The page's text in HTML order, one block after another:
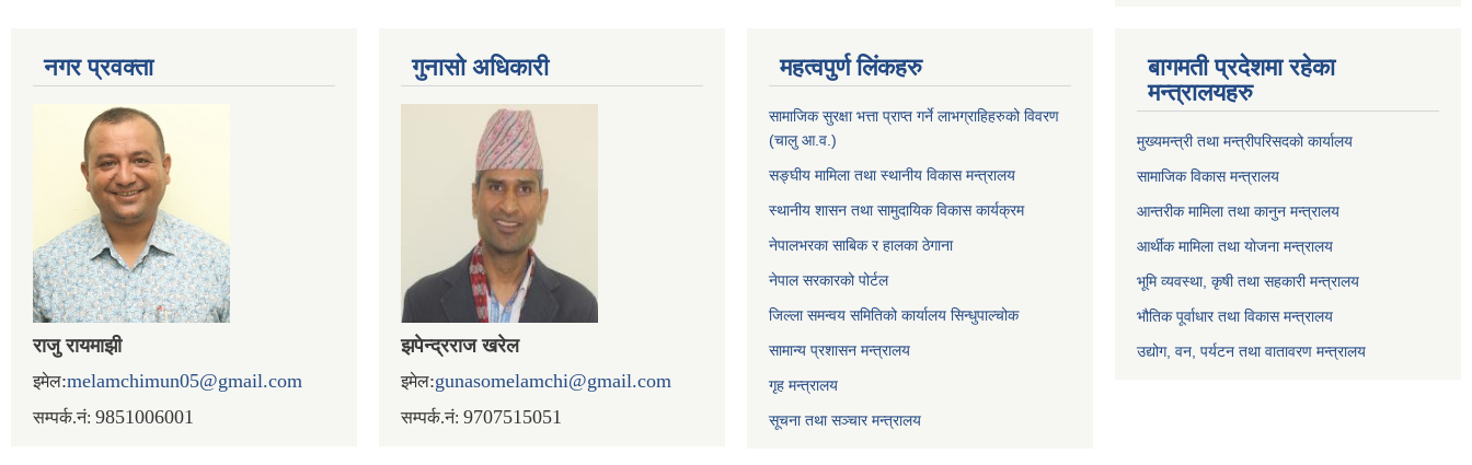
नगर प्रव‌क्ता
राजु रायमाझी
इमेल:melamchimun05@gmail.com
सम्पर्क.नं: 9851006001
गुनासो अधिकारी
झपेन्द्रराज खरेल
इमेल:gunasomelamchi@gmail.com
सम्पर्क.नं: 9707515051
महत्वपुर्ण लिंकहरु
सामाजिक सुरक्षा भत्ता प्राप्त गर्ने लाभग्राहिहरुको विवरण
(चालु आ.व.)
सङ्घीय मामिला तथा स्थानीय विकास मन्त्रालय
स्थानीय शासन तथा सामुदायिक विकास कार्यक्रम
नेपालभरका साबिक र हालका ठेगाना
नेपाल सरकारको पोर्टल
जिल्ला समन्वय समितिको कार्यालय सिन्धुपाल्चोक
सामान्य प्रशासन मन्त्रालय
गृह मन्त्रालय
सूचना तथा सञ्चार मन्त्रालय
बागमती प्रदेशमा रहेका
मन्त्रालयहरु
मुख्यमन्त्री तथा मन्त्रीपरिसदको कार्यालय
सामाजिक विकास मन्त्रालय
आन्तरीक मामिला तथा कानुन मन्त्रालय
आर्थीक मामिला तथा योजना मन्त्रालय
भूमि व्यवस्था, कृषी तथा सहकारी मन्त्रालय
भौतिक पूर्वाधार तथा विकास मन्त्रालय
उद्योग, वन, पर्यटन तथा वातावरण मन्त्रालय